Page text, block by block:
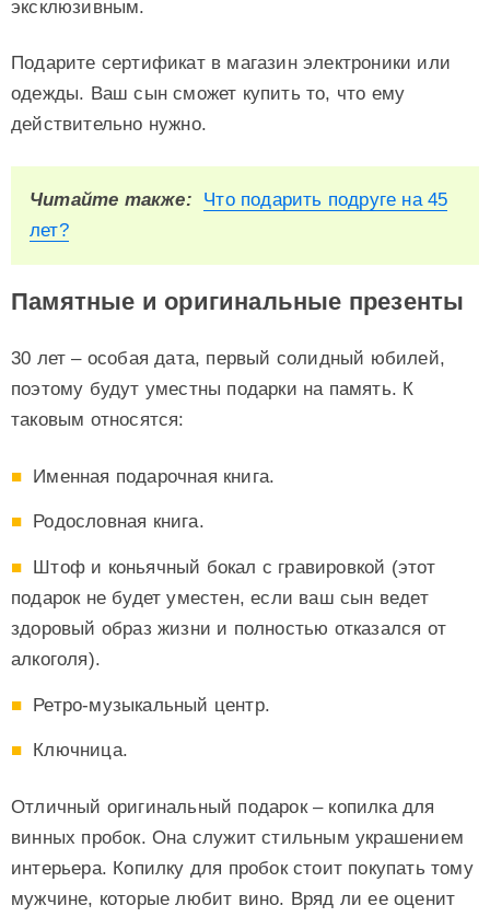
эксклюзивным.
Подарите сертификат в магазин электроники или
одежды. Ваш сын сможет купить то, что ему
действительно нужно.
Читайте также:
Что подарить подруге на 45
лет?
Памятные и оригинальные презенты
30 лет – особая дата, первый солидный юбилей,
поэтому будут уместны подарки на память. К
таковым относятся:
Именная подарочная книга.
Родословная книга.
Штоф и коньячный бокал с гравировкой (этот
подарок не будет уместен, если ваш сын ведет
здоровый образ жизни и полностью отказался от
алкоголя).
Ретро-музыкальный центр.
Ключница.
Отличный оригинальный подарок – копилка для
винных пробок. Она служит стильным украшением
интерьера. Копилку для пробок стоит покупать тому
мужчине, которые любит вино. Вряд ли ее оценит